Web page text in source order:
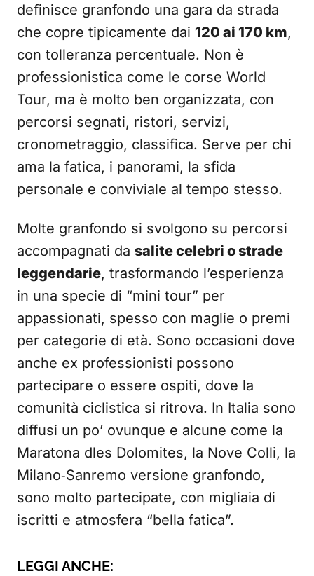
definisce granfondo una gara da strada
che copre tipicamente dai 120 ai 170 km,
con tolleranza percentuale. Non è
professionistica come le corse World
Tour, ma è molto ben organizzata, con
percorsi segnati, ristori, servizi,
cronometraggio, classifica. Serve per chi
ama la fatica, i panorami, la sfida
personale e conviviale al tempo stesso.
Molte granfondo si svolgono su percorsi
accompagnati da salite celebri o strade
leggendarie, trasformando l’esperienza
in una specie di “mini tour” per
appassionati, spesso con maglie o premi
per categorie di età. Sono occasioni dove
anche ex professionisti possono
partecipare o essere ospiti, dove la
comunità ciclistica si ritrova. In Italia sono
diffusi un po’ ovunque e alcune come la
Maratona dles Dolomites, la Nove Colli, la
Milano‑Sanremo versione granfondo,
sono molto partecipate, con migliaia di
iscritti e atmosfera “bella fatica”.
LEGGI ANCHE: